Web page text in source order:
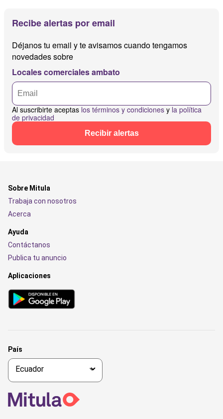
Recibe alertas por email
Déjanos tu email y te avisamos cuando tengamos
novedades sobre
Locales comerciales ambato
Al suscribirte aceptas los términos y condiciones y la política
de privacidad
Recibir alertas
Sobre Mitula
Trabaja con nosotros
Acerca
Ayuda
Contáctanos
Publica tu anuncio
Aplicaciones
País